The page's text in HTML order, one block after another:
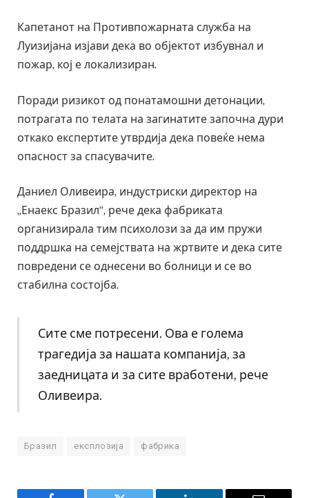
Капетанот на Противпожарната служба на
Луизијана изјави дека во објектот избувнал и
пожар, кој е локализиран.
Поради ризикот од понатамошни детонации,
потрагата по телата на загинатите започна дури
откако експертите утврдија дека повеќе нема
опасност за спасувачите.
Даниел Оливеира, индустриски директор на
„Енаекс Бразил“, рече дека фабриката
организирала тим психолози за да им пружи
поддршка на семејствата на жртвите и дека сите
повредени се однесени во болници и се во
стабилна состојба.
Сите сме потресени. Ова е голема
трагедија за нашата компанија, за
заедницата и за сите вработени, рече
Оливеира.
Бразил експлозија фабрика